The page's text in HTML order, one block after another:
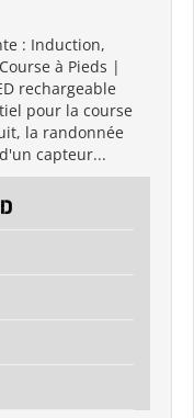
: Induction,
à Pieds |
rechargeable
pour la course
la randonnée
capteur...